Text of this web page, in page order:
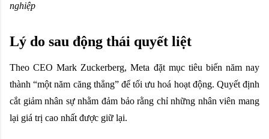
nghiệp
Lý do sau động thái quyết liệt
Theo CEO Mark Zuckerberg, Meta đặt mục tiêu biến năm nay
thành “một năm căng thẳng” để tối ưu hoá hoạt động. Quyết định
cắt giảm nhân sự nhằm đảm bảo rằng chỉ những nhân viên mang
lại giá trị cao nhất được giữ lại.